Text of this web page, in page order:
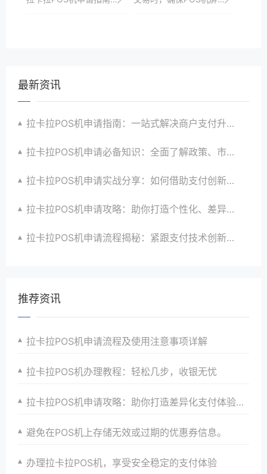
最新资讯
拉卡拉POS机申请指南：一站式解决商户支付升级、智能化与创新需求
拉卡拉POS机申请必备知识：全面了解政策、市场、技术与创新趋势
拉卡拉POS机申请实战分享：如何借助支付创新技术提升商户运营效益与效率
拉卡拉POS机申请攻略：助你打造个性化、差异化支付体验以提升竞争力
拉卡拉POS机申请流程揭秘：紧跟支付技术创新步伐，抢占市场先机
推荐资讯
拉卡拉POS机申请流程及使用注意事项详解
拉卡拉POS机办理教程：轻松几步，收银无忧
拉卡拉POS机申请攻略：助你打造差异化支付体验，提升竞争力
避免在POS机上存储无效或过期的优惠券信息。
办理拉卡拉POS机，享受安全稳定的支付体验